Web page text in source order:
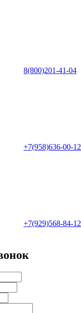
8(800)201-41-04
+7(958)636-00-12
+7(929)568-84-12